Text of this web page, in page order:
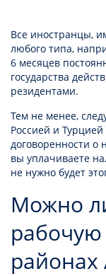
Все иностранцы,
любого типа,
6 месяцев
государства
резидентами.
Тем не менее,
Россией и
договоренности о
вы уплачиваете
не нужно будет
Можно
рабочую
районах